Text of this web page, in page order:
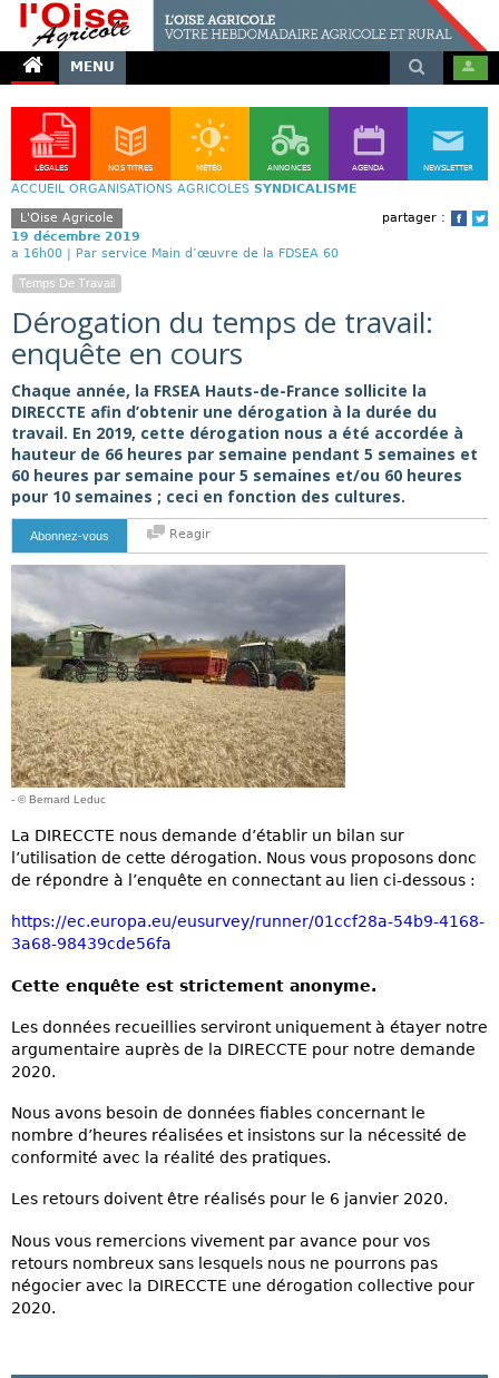
MENU
LÉGALES NOS TITRES MÉTÉO ANNONCES AGENDA NEWSLETTER
ACCUEIL ORGANISATIONS AGRICOLES SYNDICALISME
partager :
L'Oise Agricole
19 décembre 2019
a 16h00 | Par service Main d’œuvre de la FDSEA 60
Temps De Travail
Dérogation du temps de travail:
enquête en cours
Chaque année, la FRSEA Hauts-de-France sollicite la
DIRECCTE afin d’obtenir une dérogation à la durée du
travail. En 2019, cette dérogation nous a été accordée à
hauteur de 66 heures par semaine pendant 5 semaines et
60 heures par semaine pour 5 semaines et/ou 60 heures
pour 10 semaines ; ceci en fonction des cultures.
Abonnez-vous Reagir
- © Bernard Leduc
La DIRECCTE nous demande d’établir un bilan sur
l’utilisation de cette dérogation. Nous vous proposons donc
de répondre à l’enquête en connectant au lien ci-dessous :
https://ec.europa.eu/eusurvey/runner/01ccf28a-54b9-4168-
3a68-98439cde56fa
Cette enquête est strictement anonyme.
Les données recueillies serviront uniquement à étayer notre
argumentaire auprès de la DIRECCTE pour notre demande
2020.
Nous avons besoin de données fiables concernant le
nombre d’heures réalisées et insistons sur la nécessité de
conformité avec la réalité des pratiques.
Les retours doivent être réalisés pour le 6 janvier 2020.
Nous vous remercions vivement par avance pour vos
retours nombreux sans lesquels nous ne pourrons pas
négocier avec la DIRECCTE une dérogation collective pour
2020.